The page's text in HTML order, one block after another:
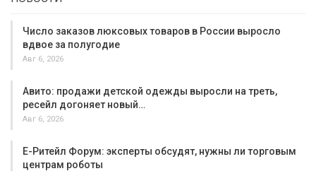
Число заказов люксовых товаров в России выросло
вдвое за полугодие
Авг 6, 2026
Авито: продажи детской одежды выросли на треть,
ресейл догоняет новый…
Авг 6, 2026
Е-Ритейл Форум: эксперты обсудят, нужны ли торговым
центрам роботы